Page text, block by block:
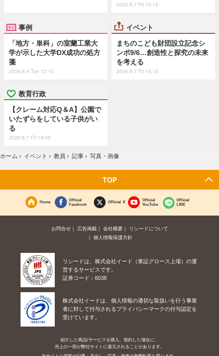
2026.8.7 Fri 15:15
事例
「地方・単科」の室蘭工業大
学が示した大学DX成功の処方
箋
2026.8.4 Tue 12:15
イベント
まちのこども財団設立記念シ
ンポ9/6…創造性と探究の未来
を考える
2026.8.7 Fri 16:15
教育行政
【クレーム対応Q＆A】公園で
いたずらをしている子供がい
る
2026.8.7 Fri 19:45
ホーム › イベント › 教員 › 記事 › 写真・画像
TOP
Home
Official
Facebook
Official X
Official
YouTube
Official
LINE
お問合せ 広告掲載 会社概要
リシードについて
個人情報保護方針
リシードは、株式会社イード（東証グロース上場）の運
営するサービスです。
証券コード：6038
株式会社イードは、個人情報の適切な取扱いを行う事業
者に対して付与されるプライバシーマークの付与認定を
受けています。
紹介した商品/サービスを購入、契約した場合に、
売上の一部が弊社サイトに還元されることがあります。